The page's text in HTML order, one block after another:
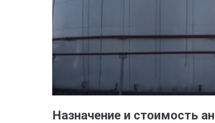
Назначение и стоимость